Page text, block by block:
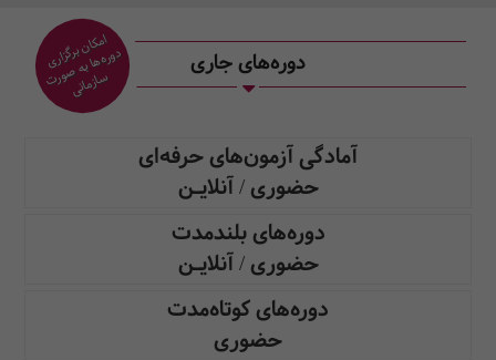
دوره‌های جاری امک
ان
برگزاری
دوره‌ه
ا به
ص
ورت س
ازمانی
آمادگی آزمون‌های حرفه‌ای
حضوری / آنلایـن
دوره‌های بلندمدت
حضوری / آنلایـن
دوره‌های کوتاه‌مدت
حضوری